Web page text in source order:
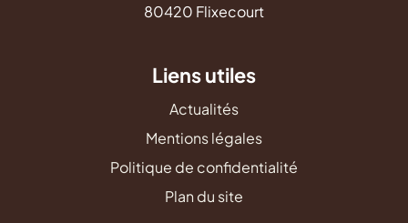
80420 Flixecourt
Liens utiles
Actualités
Mentions légales
Politique de confidentialité
Plan du site